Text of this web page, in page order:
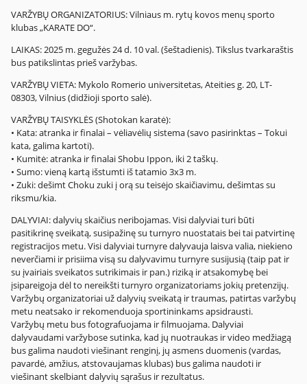
VARŽYBŲ ORGANIZATORIUS: Vilniaus m. rytų kovos menų sporto
klubas „KARATE DO“.
LAIKAS: 2025 m. gegužės 24 d. 10 val. (šeštadienis). Tikslus tvarkaraštis
bus patikslintas prieš varžybas.
VARŽYBŲ VIETA: Mykolo Romerio universitetas, Ateities g. 20, LT-
08303, Vilnius (didžioji sporto salė).
VARŽYBŲ TAISYKLĖS (Shotokan karatė):
• Kata: atranka ir finalai – vėliavėlių sistema (savo pasirinktas – Tokui
kata, galima kartoti).
• Kumitė: atranka ir finalai Shobu Ippon, iki 2 taškų.
• Sumo: vieną kartą išstumti iš tatamio 3x3 m.
• Zuki: dešimt Choku zuki į orą su teisėjo skaičiavimu, dešimtas su
riksmu/kia.
DALYVIAI: dalyvių skaičius neribojamas. Visi dalyviai turi būti
pasitikrinę sveikatą, susipažinę su turnyro nuostatais bei tai patvirtinę
registracijos metu. Visi dalyviai turnyre dalyvauja laisva valia, niekieno
neverčiami ir prisiima visą su dalyvavimu turnyre susijusią (taip pat ir
su įvairiais sveikatos sutrikimais ir pan.) riziką ir atsakomybę bei
įsipareigoja dėl to nereikšti turnyro organizatoriams jokių pretenzijų.
Varžybų organizatoriai už dalyvių sveikatą ir traumas, patirtas varžybų
metu neatsako ir rekomenduoja sportininkams apsidrausti.
Varžybų metu bus fotografuojama ir filmuojama. Dalyviai
dalyvaudami varžybose sutinka, kad jų nuotraukas ir video medžiagą
bus galima naudoti viešinant renginį, jų asmens duomenis (vardas,
pavardė, amžius, atstovaujamas klubas) bus galima naudoti ir
viešinant skelbiant dalyvių sąrašus ir rezultatus.